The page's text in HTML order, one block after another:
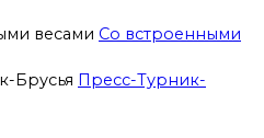
Со встроенными
Пресс-Турник-